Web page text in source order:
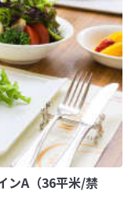
ンA（36平米/禁